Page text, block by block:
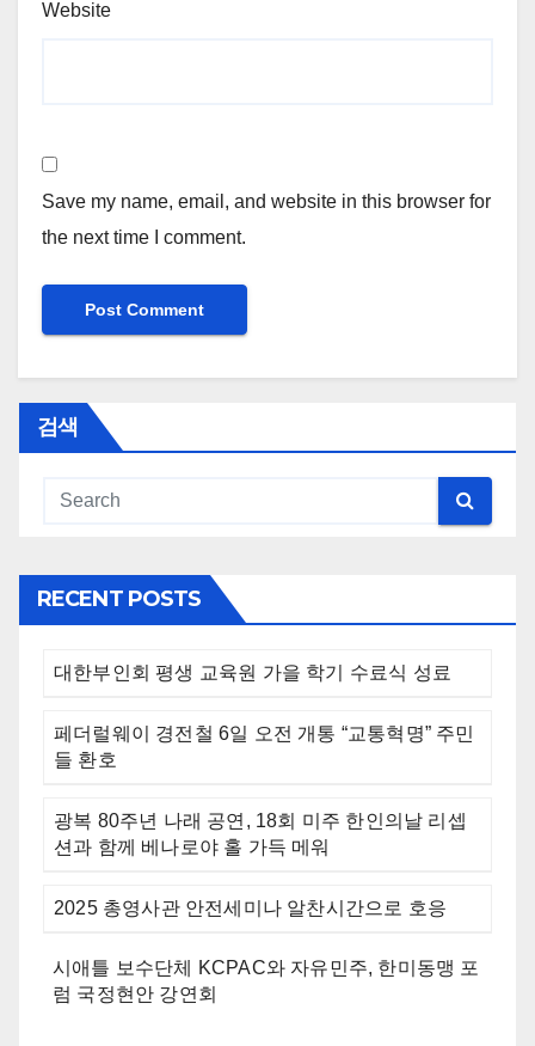
Website
Save my name, email, and website in this browser for
the next time I comment.
검색
RECENT POSTS
대한부인회 평생 교육원 가을 학기 수료식 성료
페더럴웨이 경전철 6일 오전 개통 “교통혁명” 주민
들 환호
광복 80주년 나래 공연, 18회 미주 한인의날 리셉
션과 함께 베나로야 홀 가득 메워
2025 총영사관 안전세미나 알찬시간으로 호응
시애틀 보수단체 KCPAC와 자유민주, 한미동맹 포
럼 국정현안 강연회